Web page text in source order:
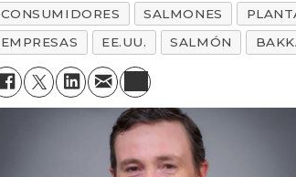
CONSUMIDORES SALMONES
EMPRESAS
EE.UU. SALMÓN